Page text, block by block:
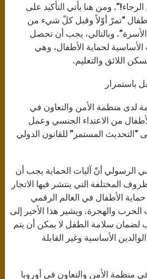
ومن هنا يأتي التأكيد على
“تمرّ أوّلاً وقبل كلّ شيء من
وبالتالي، يجب أن تحصل
الأساسية لحماية الأطفال، وهي
اللائق والتعليم.
باستمرار
لدى منظمة الأمن والتعاون في
من الاعتداء الجنسي وعمل
“التحديث المستمر” للقانون الدولي
الرسولي أنّ آليات الحماية يجب أن
المختلفة التي ينتشر فيها الاتجار
الأطفال في العالم الرقمي
والهجرة. ويشير هذا الأخير إلى
لضمان سلامة الطفل لا يمكن أن يتم
الأساسية وغير القابلة
منظمة الأمن والتعاون في أوروبا